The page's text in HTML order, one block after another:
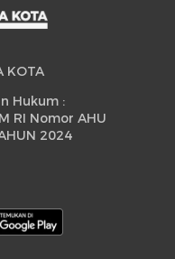
KOTA
Hukum :
RI Nomor AHU
2024